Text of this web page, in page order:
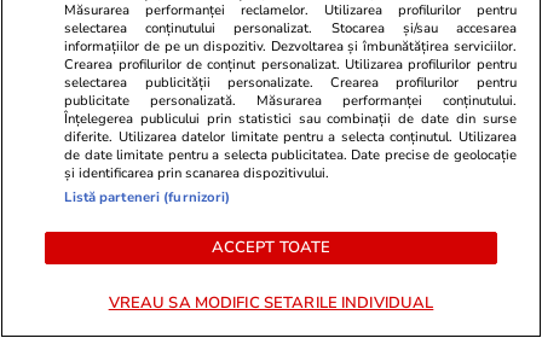
acoperişuri
PARTENERI
Măsurarea performanței reclamelor. Utilizarea profilurilor pentru
selectarea conținutului personalizat. Stocarea și/sau accesarea
informațiilor de pe un dispozitiv. Dezvoltarea și îmbunătățirea serviciilor.
Crearea profilurilor de conținut personalizat. Utilizarea profilurilor pentru
selectarea publicității personalizate. Crearea profilurilor pentru
publicitate personalizată. Măsurarea performanței conținutului.
Înțelegerea publicului prin statistici sau combinații de date din surse
diferite. Utilizarea datelor limitate pentru a selecta conținutul. Utilizarea
de date limitate pentru a selecta publicitatea. Date precise de geolocație
și identificarea prin scanarea dispozitivului.
Listă parteneri (furnizori)
ACCEPT TOATE
VREAU SA MODIFIC SETARILE INDIVIDUAL